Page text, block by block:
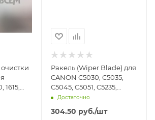
1615,
(DV Inc.)
Ракель (Wiper Blade) для
CANON C5030, C5035,
C5045, C5051, C5235,
C5240, C5250, C5255 -
Достаточно
304.50 руб./шт